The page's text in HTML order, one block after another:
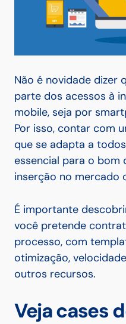
Não é novidade dizer
parte dos acessos à
mobile, seja por
Por isso, contar com
que se adapta a
essencial para o bom
inserção no mercado
É importante
você pretende
processo, com
otimização,
outros recursos.
Veja cases